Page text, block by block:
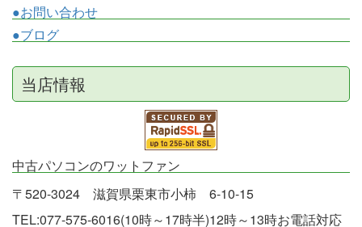
●お問い合わせ
●ブログ
当店情報
中古パソコンのワットファン
〒520-3024 滋賀県栗東市小柿 6-10-15
TEL:077-575-6016(10時～17時半)12時～13時お電話対応